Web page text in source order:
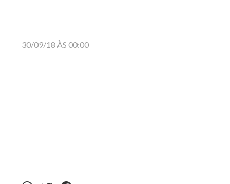
30/09/18 ÀS 00:00